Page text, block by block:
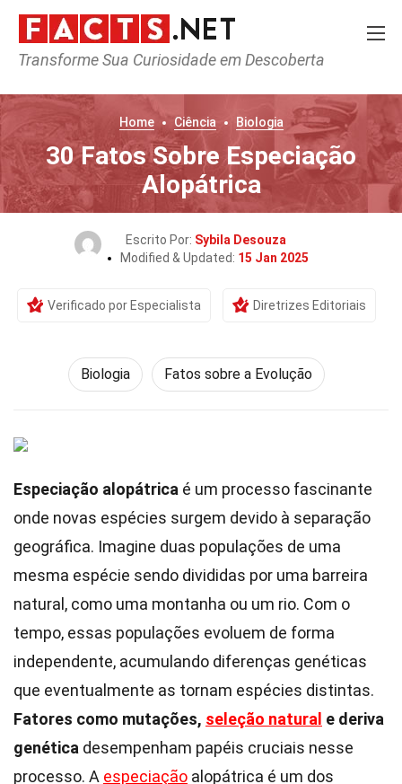
Transforme Sua Curiosidade em Descoberta
Home Ciência Biologia
30 Fatos Sobre Especiação
Alopátrica
Escrito Por: Sybila Desouza
Modified & Updated: 15 Jan 2025
Verificado por Especialista Diretrizes Editoriais
Biologia Fatos sobre a Evolução
Especiação alopátrica é um processo fascinante
onde novas espécies surgem devido à separação
geográfica. Imagine duas populações de uma
mesma espécie sendo divididas por uma barreira
natural, como uma montanha ou um rio. Com o
tempo, essas populações evoluem de forma
independente, acumulando diferenças genéticas
que eventualmente as tornam espécies distintas.
Fatores como mutações, seleção natural e deriva
genética desempenham papéis cruciais nesse
processo. A especiação alopátrica é um dos